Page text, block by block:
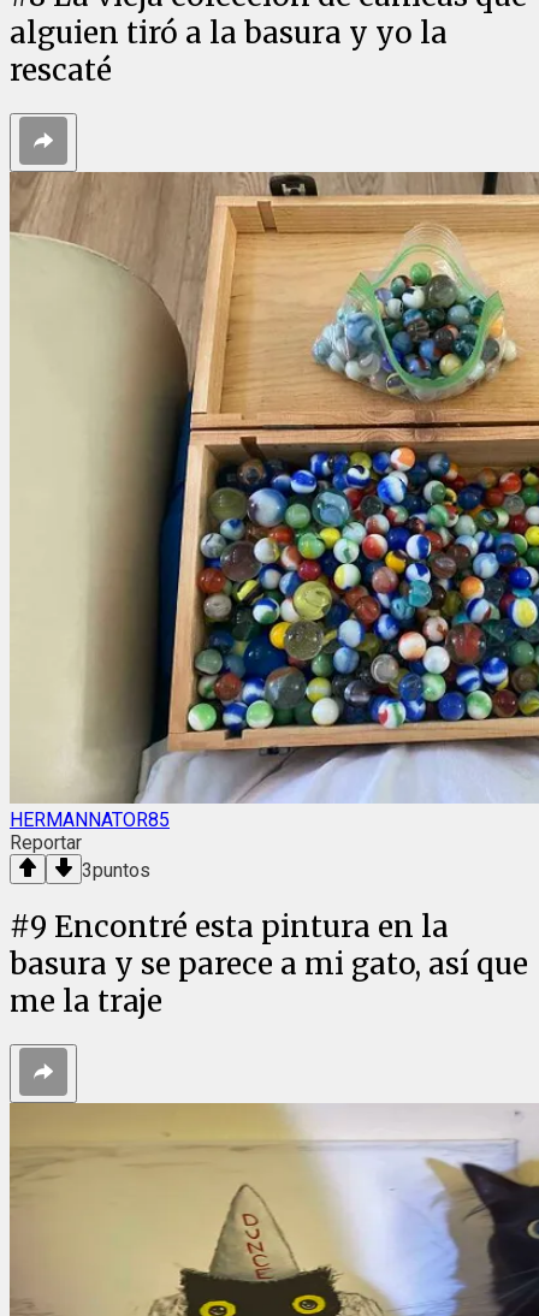
alguien tiró a la basura y yo la
rescaté
HERMANNATOR85
Reportar
3puntos
#9 Encontré esta pintura en la
basura y se parece a mi gato, así que
me la traje